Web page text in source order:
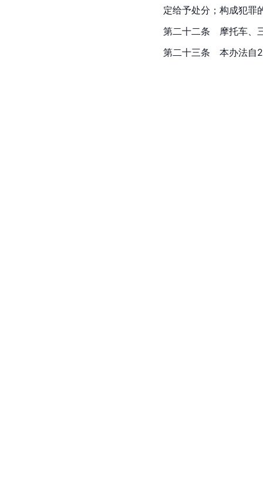
定给予处分；构成犯罪
第二十二条　摩托车、
第二十三条　本办法自